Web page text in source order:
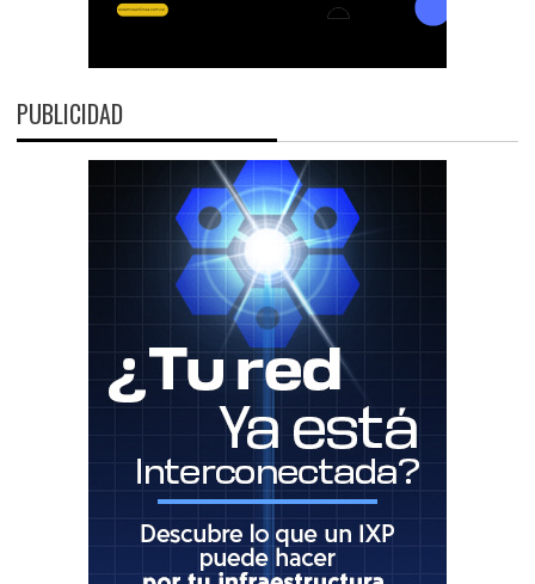
PUBLICIDAD